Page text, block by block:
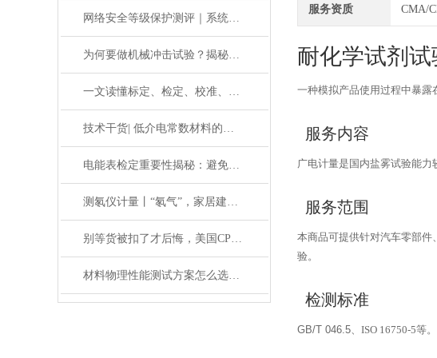
网络安全等级保护测评｜系统定级备案全程指导
为何要做机械冲击试验？揭秘对产品质量的重要影响
一文读懂标定、检定、校准、校验的区别
技术干货| 低介电常数材料的失效分析
电能表检定重要性揭秘：避免电力资源浪费必看攻略
测氡仪计量丨“氡气”，家居建材中的放射性气体
别等货被扣了才后悔，美国CPSC电子申报避坑手册来了
材料物理性能测试方案怎么选？5个企业最容易踩的选型误区
服务资质 CMA/
耐化学试剂试
一种模拟产品使用过程中暴露
服务内容
广电计量是国内盐雾试验能
服务范围
本商品可提供针对汽车零部
验。
检测标准
GB/T 046.5、 ISO 16750-5等。